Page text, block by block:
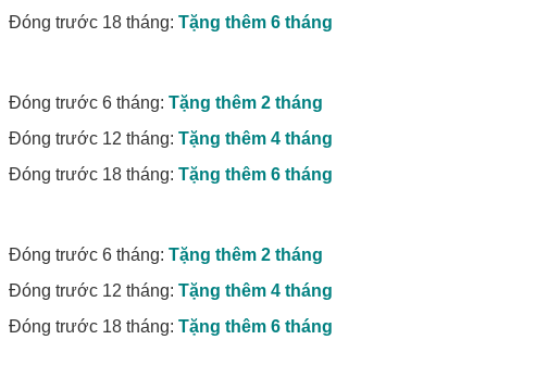
Đóng trước 18 tháng: Tặng thêm 6 tháng
Đóng trước 6 tháng: Tặng thêm 2 tháng
Đóng trước 12 tháng: Tặng thêm 4 tháng
Đóng trước 18 tháng: Tặng thêm 6 tháng
Đóng trước 6 tháng: Tặng thêm 2 tháng
Đóng trước 12 tháng: Tặng thêm 4 tháng
Đóng trước 18 tháng: Tặng thêm 6 tháng